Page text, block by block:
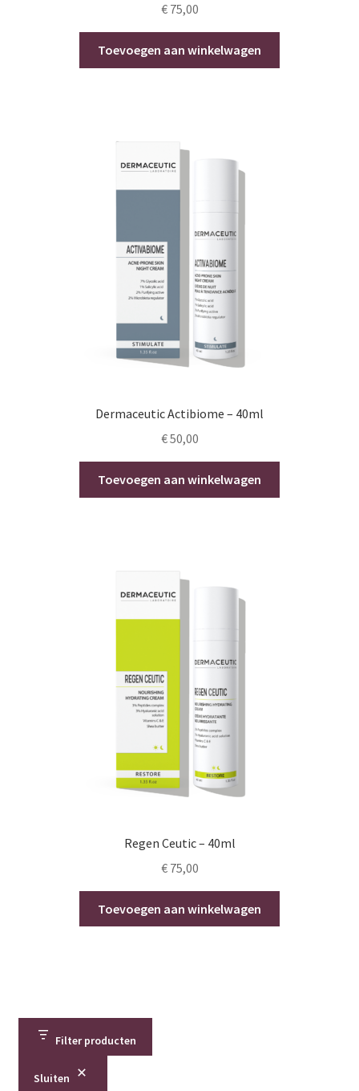
€75,00
Toevoegen aan winkelwagen
Dermaceutic Actibiome – 40ml
€50,00
Toevoegen aan winkelwagen
Regen Ceutic – 40ml
€75,00
Toevoegen aan winkelwagen
Filter producten
Sluiten